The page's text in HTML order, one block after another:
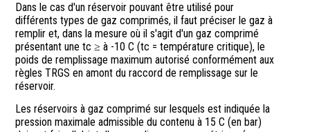
Dans le cas d'un réservoir pouvant être utilisé pour
différents types de gaz comprimés, il faut préciser le gaz à
remplir et, dans la mesure où il s'agit d'un gaz comprimé
présentant une tc ≥ à -10 C (tc = température critique), le
poids de remplissage maximum autorisé conformément aux
règles TRGS en amont du raccord de remplissage sur le
réservoir.
Les réservoirs à gaz comprimé sur lesquels est indiquée la
pression maximale admissible du contenu à 15 C (en bar)